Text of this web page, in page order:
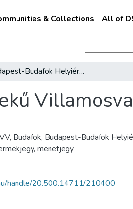
& Collections All of
Budapest-Budafok Helyiérdekű Villamosvasút menetjegye
Budafok, Budapest-Budafok
menetjegy
handle/20.500.14711/210400